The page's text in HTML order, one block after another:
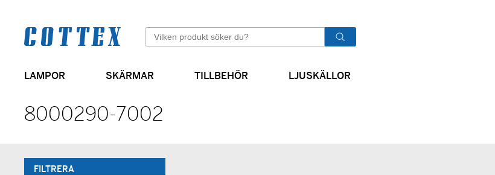
Sök
OK
LAMPOR SKÄRMAR TILLBEHÖR LJUSKÄLLOR
8000290-7002
FILTRERA